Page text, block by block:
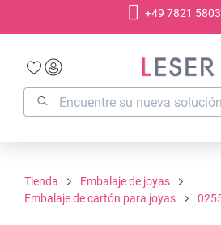
+49 7821
Tienda
Embalaje de joyas
Embalaje de cartón para joyas